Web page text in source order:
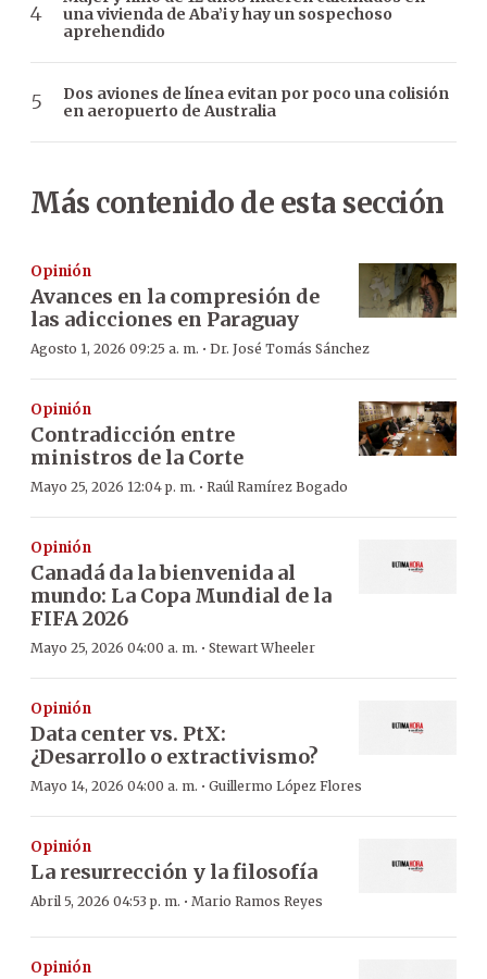
una vivienda de Aba’i y hay un sospechoso
aprehendido
Dos aviones de línea evitan por poco una colisión
en aeropuerto de Australia
Más contenido de esta sección
Opinión
Avances en la compresión de
las adicciones en Paraguay
Agosto 1, 2026 09:25 a. m. · Dr. José Tomás Sánchez
Opinión
Contradicción entre
ministros de la Corte
Mayo 25, 2026 12:04 p. m. · Raúl Ramírez Bogado
Opinión
Canadá da la bienvenida al
mundo: La Copa Mundial de la
FIFA 2026
Mayo 25, 2026 04:00 a. m. · Stewart Wheeler
Opinión
Data center vs. PtX:
¿Desarrollo o extractivismo?
Mayo 14, 2026 04:00 a. m. · Guillermo López Flores
Opinión
La resurrección y la filosofía
Abril 5, 2026 04:53 p. m. · Mario Ramos Reyes
Opinión